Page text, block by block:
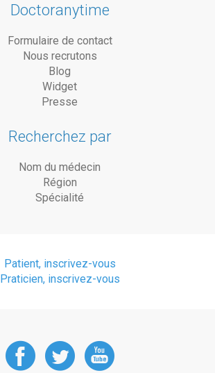
Doctoranytime
Formulaire de contact
Nous recrutons
Blog
Widget
Presse
Recherchez par
Nom du médecin
Région
Spécialité
Patient, inscrivez-vous
Praticien, inscrivez-vous
DoctorAnyTime